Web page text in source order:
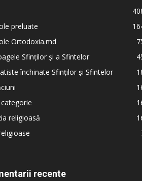
preluate
Ortodoxia.md
Sfinților și a Sfintelor
închinate Sfinților și Sfintelor
religioasă
recente